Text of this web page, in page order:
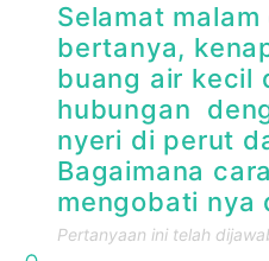
Selamat
bertanya,
buang air kecil
hubungan
nyeri di perut
Bagaimana
mengobati nya
Pertanyaan ini telah